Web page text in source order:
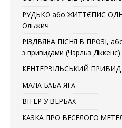
РУДЬКО або ЖИТТЄПИС
Ольжич
РІЗДВЯНА ПІСНЯ В ПРОЗІ, або
з привидами (Чарльз Діккенс)
КЕНТЕРВІЛЬСЬКИЙ ПРИВИД
МАЛА БАБА ЯГА
ВІТЕР У ВЕРБАХ
КАЗКА ПРО ВЕСЕЛОГО